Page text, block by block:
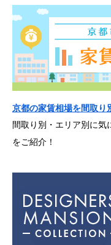
京都の家賃相場を間取り
間取り別・エリア別に気
をご紹介！